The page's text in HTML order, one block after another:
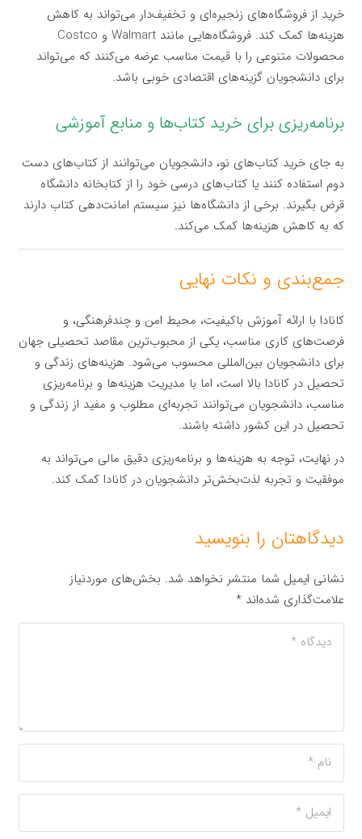
خرید از فروشگاه‌های زنجیره‌ای و تخفیف‌دار می‌تواند به کاهش
هزینه‌ها کمک کند. فروشگاه‌هایی مانند Walmart و Costco
محصولات متنوعی را با قیمت مناسب عرضه می‌کنند که می‌تواند
برای دانشجویان گزینه‌های اقتصادی خوبی باشد.
برنامه‌ریزی برای خرید کتاب‌ها و منابع آموزشی
به جای خرید کتاب‌های نو، دانشجویان می‌توانند از کتاب‌های دست
دوم استفاده کنند یا کتاب‌های درسی خود را از کتابخانه دانشگاه
قرض بگیرند. برخی از دانشگاه‌ها نیز سیستم امانت‌دهی کتاب دارند
که به کاهش هزینه‌ها کمک می‌کند.
جمع‌بندی و نکات نهایی
کانادا با ارائه آموزش باکیفیت، محیط امن و چندفرهنگی، و
فرصت‌های کاری مناسب، یکی از محبوب‌ترین مقاصد تحصیلی جهان
برای دانشجویان بین‌المللی محسوب می‌شود. هزینه‌های زندگی و
تحصیل در کانادا بالا است، اما با مدیریت هزینه‌ها و برنامه‌ریزی
مناسب، دانشجویان می‌توانند تجربه‌ای مطلوب و مفید از زندگی و
تحصیل در این کشور داشته باشند.
در نهایت، توجه به هزینه‌ها و برنامه‌ریزی دقیق مالی می‌تواند به
موفقیت و تجربه لذت‌بخش‌تر دانشجویان در کانادا کمک کند.
دیدگاهتان را بنویسید
نشانی ایمیل شما منتشر نخواهد شد. بخش‌های موردنیاز
علامت‌گذاری شده‌اند*